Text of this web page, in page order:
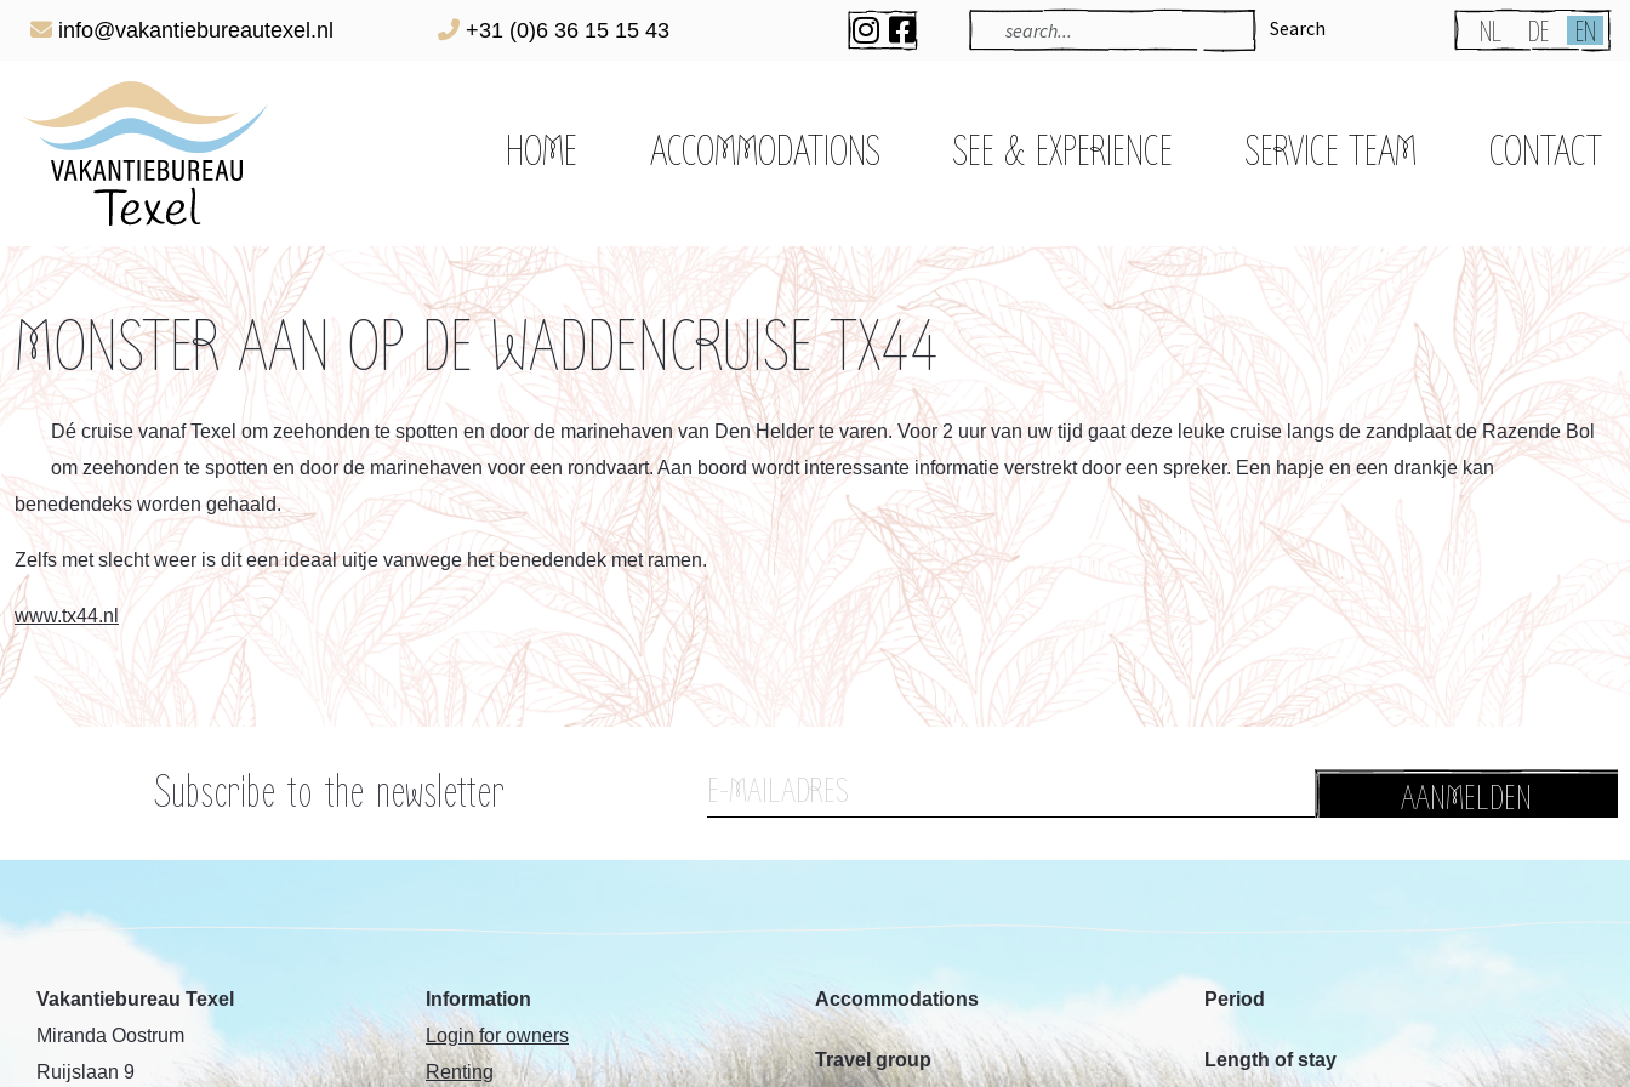
info@vakantiebureautexel.nl +31 (0)6 36 15 15 43 Search NL DE EN
HOME ACCOMMODATIONS SEE & EXPERIENCE SERVICE TEAM CONTACT
MONSTER AAN OP DE WADDENCRUISE TX44
Dé cruise vanaf Texel om zeehonden te spotten en door de marinehaven van Den Helder te varen. Voor 2 uur van uw tijd gaat deze leuke cruise langs de zandplaat de Razende Bol
om zeehonden te spotten en door de marinehaven voor een rondvaart. Aan boord wordt interessante informatie verstrekt door een spreker. Een hapje en een drankje kan
benedendeks worden gehaald.
Zelfs met slecht weer is dit een ideaal uitje vanwege het benedendek met ramen.
www.tx44.nl
Subscribe to the newsletter AANMELDEN
Vakantiebureau Texel
Miranda Oostrum
Ruijslaan 9
Information
Login for owners
Renting
Accommodations
Travel group
Period
Length of stay